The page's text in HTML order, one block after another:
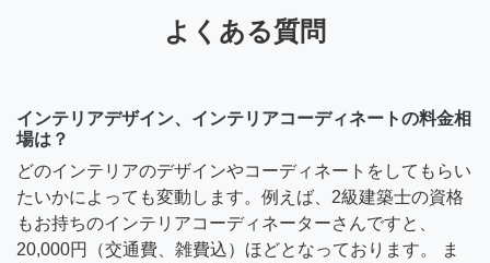
よくある質問
インテリアデザイン、インテリアコーディネートの料金相
場は？
どのインテリアのデザインやコーディネートをしてもらい
たいかによっても変動します。例えば、2級建築士の資格
もお持ちのインテリアコーディネーターさんですと、
20,000円（交通費、雑費込）ほどとなっております。 ま